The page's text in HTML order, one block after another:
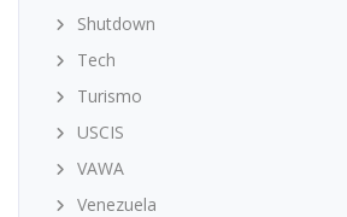
Shutdown
Tech
Turismo
USCIS
VAWA
Venezuela